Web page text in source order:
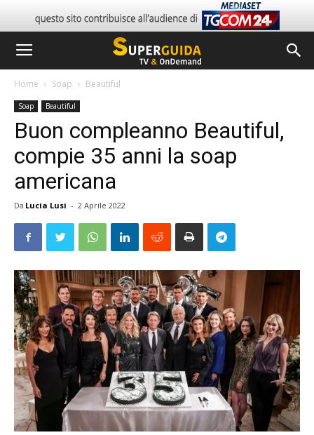
Home Soap Beautiful
Soap Beautiful
Buon compleanno Beautiful,
compie 35 anni la soap
americana
Da Lucia Lusi - 2 Aprile 2022